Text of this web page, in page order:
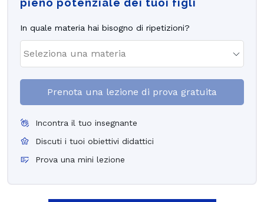
pieno potenziale dei tuoi figli
In quale materia hai bisogno di ripetizioni?
Prenota una lezione di prova gratuita
Incontra il tuo insegnante
Discuti i tuoi obiettivi didattici
Prova una mini lezione